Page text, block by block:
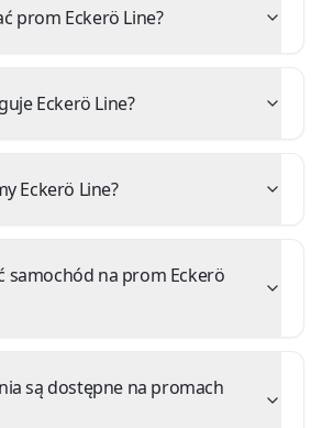
prom Eckerö Line?
Eckerö Line?
Eckerö Line?
samochód na prom Eckerö
są dostępne na promach